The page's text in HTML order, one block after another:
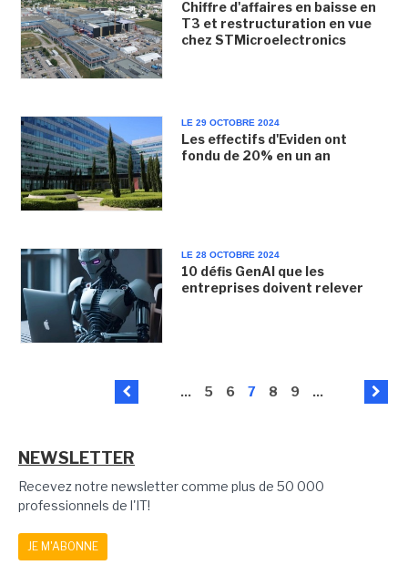
Chiffre d'affaires en baisse en
T3 et restructuration en vue
chez STMicroelectronics
LE 29 OCTOBRE 2024
Les effectifs d'Eviden ont
fondu de 20% en un an
LE 28 OCTOBRE 2024
10 défis GenAI que les
entreprises doivent relever
... 5 6 7 8 9 ...
NEWSLETTER
Recevez notre newsletter comme plus de 50 000
professionnels de l'IT!
JE M'ABONNE